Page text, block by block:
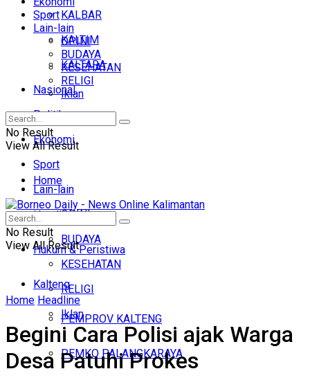
KALBAR
KALTIM
KALTARA
Nasional
Politik
Ekonomi
Sport
Lain-lain
OPINI
BUDAYA
KESEHATAN
RELIGI
Iklan
Minggu, Agustus 9, 2026
Sport
Lain-lain
OPINI
BUDAYA
KESEHATAN
RELIGI
Iklan
No Result
View All Result
Home
Headline
Hukum & Peristiwa
Kalteng
PEMPROV KALTENG
PEMKO PALANGKARAYA
No Result
View All Result
Home Headline
Begini Cara Polisi ajak Warga
Desa Patuhi Prokes